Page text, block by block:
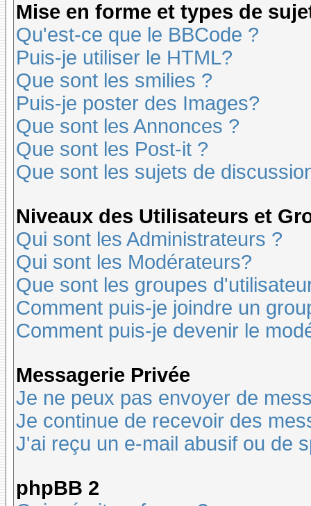
Mise en forme et types de
Qu'est-ce que le BBCode ?
Puis-je utiliser le HTML?
Que sont les smilies ?
Puis-je poster des Images?
Que sont les Annonces ?
Que sont les Post-it ?
Que sont les sujets de
Niveaux des Utilisateurs et
Qui sont les Administrateurs ?
Qui sont les Modérateurs?
Que sont les groupes
Comment puis-je joindre un
Comment puis-je devenir le
Messagerie Privée
Je ne peux pas envoyer de
Je continue de recevoir des
J'ai reçu un e-mail abusif ou de
phpBB 2